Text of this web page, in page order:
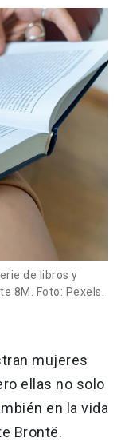
de libros y
8M. Foto: Pexels.
mujeres
ellas no solo
en la vida
Brontë.